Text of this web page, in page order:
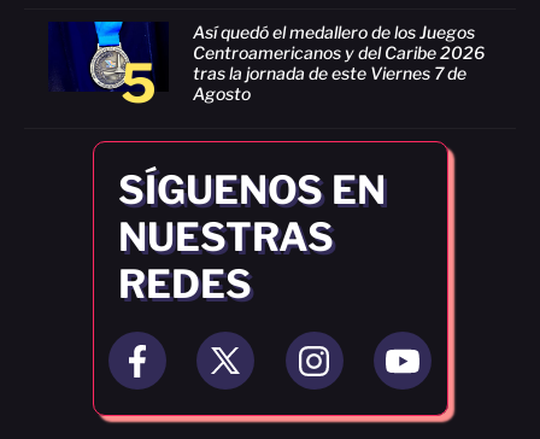
5
Así quedó el medallero de los Juegos
Centroamericanos y del Caribe 2026
tras la jornada de este Viernes 7 de
Agosto
SÍGUENOS EN
NUESTRAS
REDES